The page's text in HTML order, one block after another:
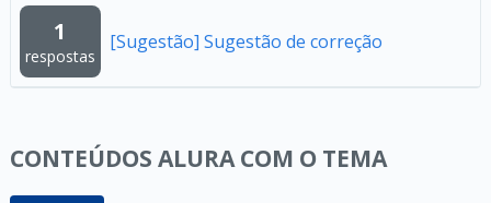
1
respostas
[Sugestão] Sugestão de correção
CONTEÚDOS ALURA COM O TEMA